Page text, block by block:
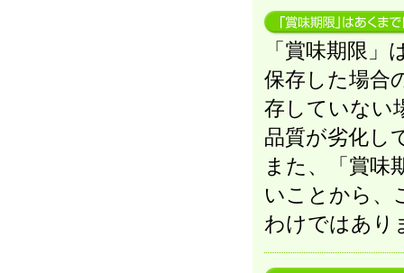
「賞味期限
保存した場合
存していない
品質が劣化し
また、「賞味
いことから、
わけではあり